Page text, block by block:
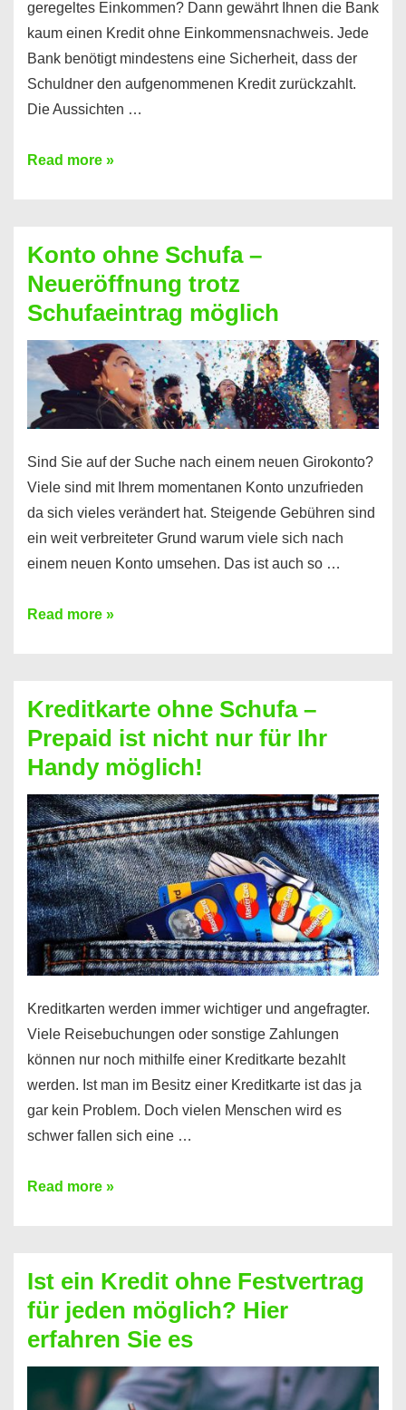
geregeltes Einkommen? Dann gewährt Ihnen die Bank
kaum einen Kredit ohne Einkommensnachweis. Jede
Bank benötigt mindestens eine Sicherheit, dass der
Schuldner den aufgenommenen Kredit zurückzahlt.
Die Aussichten …
Mit
Sie
einen
Kredit
ohne
Einkommensnachweis
Read more »
Konto ohne Schufa –
Neueröffnung trotz
Schufaeintrag möglich
Sind Sie auf der Suche nach einem neuen Girokonto?
Viele sind mit Ihrem momentanen Konto unzufrieden
da sich vieles verändert hat. Steigende Gebühren sind
ein weit verbreiteter Grund warum viele sich nach
einem neuen Konto umsehen. Das ist auch so …
Konto
Neueröffnung
trotz
Schufaeintrag
möglich
Read more »
Kreditkarte ohne Schufa –
Prepaid ist nicht nur für Ihr
Handy möglich!
Kreditkarten werden immer wichtiger und angefragter.
Viele Reisebuchungen oder sonstige Zahlungen
können nur noch mithilfe einer Kreditkarte bezahlt
werden. Ist man im Besitz einer Kreditkarte ist das ja
gar kein Problem. Doch vielen Menschen wird es
schwer fallen sich eine …
Kreditkarte
Prepaid
ist
nicht
nur
für
Read more »
Ist ein Kredit ohne Festvertrag
für jeden möglich? Hier
erfahren Sie es